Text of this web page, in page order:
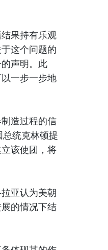
果持有乐观
这个问题的
声明。此
一步一步地
造过程的信
统克林顿提
该使团，将
亚认为美朝
的情况下结